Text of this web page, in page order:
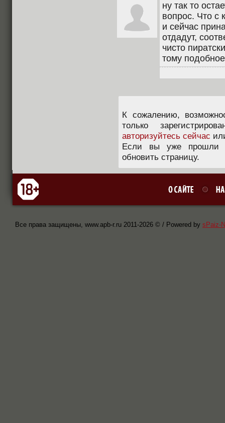
ну так то
вопрос. Что с
и сейчас
отдадут,
чисто
тому
К сожалению,
только
авторизуйтесь сейчас
Если вы уже прошли
обновить страницу.
Все права защищены, www.apb-r.ru 2011-2026 © / Powered by sPaiz-